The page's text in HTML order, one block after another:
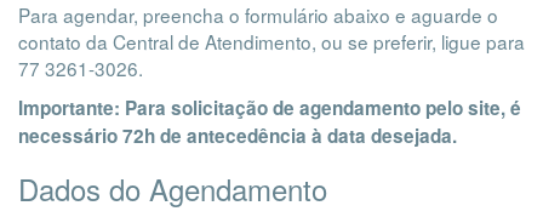
Para agendar, preencha o formulário abaixo e aguarde o
contato da Central de Atendimento, ou se preferir, ligue para
77 3261-3026.
Importante: Para solicitação de agendamento pelo site, é
necessário 72h de antecedência à data desejada.
Dados do Agendamento